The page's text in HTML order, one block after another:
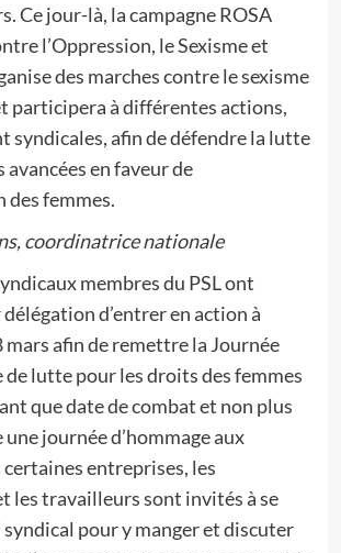
Ce jour-là, la campagne ROSA
l’Oppression, le Sexisme et
des marches contre le sexisme
participera à différentes actions,
syndicales, afin de défendre la lutte
avancées en faveur de
des femmes.
coordinatrice nationale
membres du PSL ont
d’entrer en action à
mars afin de remettre la Journée
lutte pour les droits des femmes
que date de combat et non plus
journée d’hommage aux
entreprises, les
les travailleurs sont invités à se
pour y manger et discuter